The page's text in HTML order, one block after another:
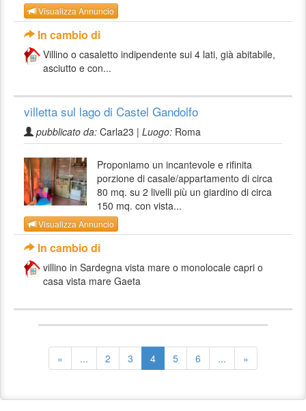
Visualizza Annuncio
In cambio di
Villino o casaletto indipendente sui 4 lati, già abitabile,
asciutto e con...
villetta sul lago di Castel Gandolfo
pubblicato da: Carla23 | Luogo: Roma
Proponiamo un incantevole e rifinita
porzione di casale/appartamento di circa
80 mq. su 2 livelli più un giardino di circa
150 mq. con vista...
Visualizza Annuncio
In cambio di
villino in Sardegna vista mare o monolocale capri o
casa vista mare Gaeta
« ... 2 3 4 5 6 ... »